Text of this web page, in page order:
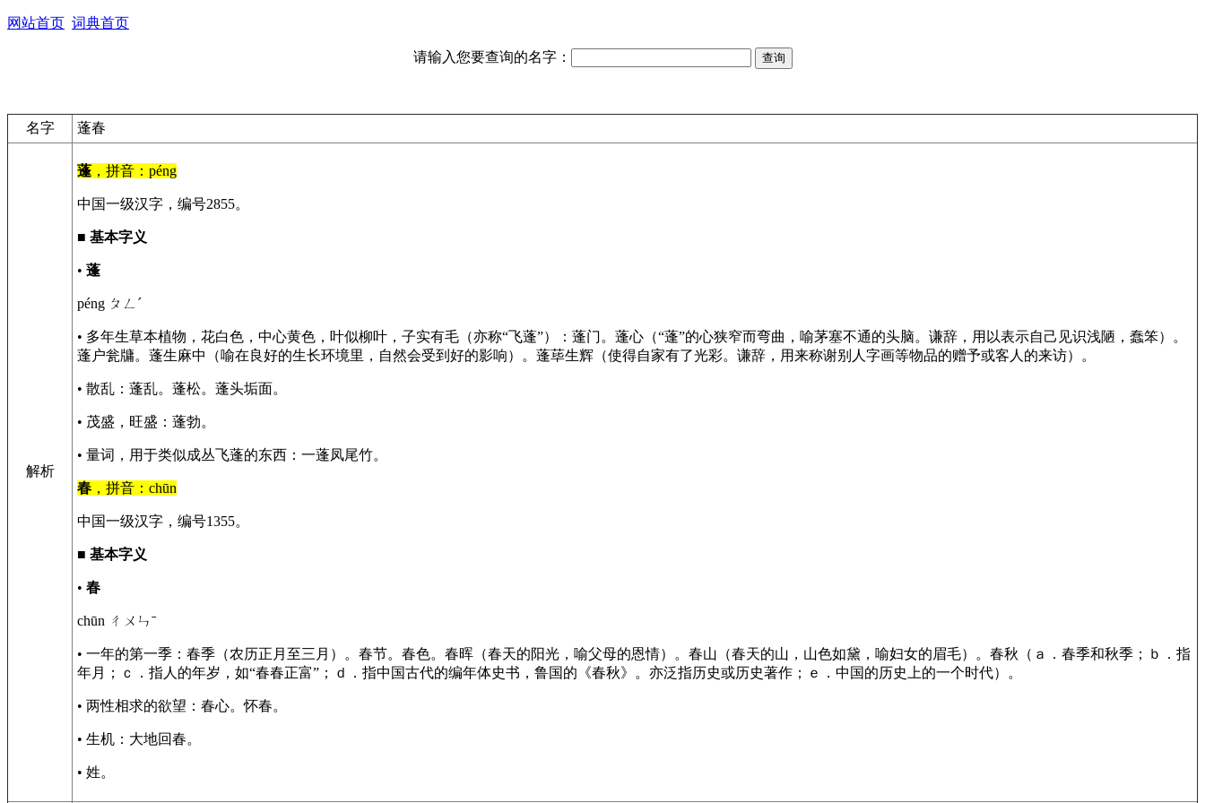
网站首页 词典首页
请输入您要查询的名字：
名字 蓬春
解析
蓬 ，拼音：péng
中国一级汉字，编号2855。
■ 基本字义
• 蓬
péng ㄆㄥˊ
• 多年生草本植物，花白色，中心黄色，叶似柳叶，子实有毛（亦称“飞蓬”）：蓬门。蓬心（“蓬”的心狭窄而弯曲，喻茅塞不通的头脑。谦辞，用以表示自己见识浅陋，蠢笨）。
蓬户瓮牗。蓬生麻中（喻在良好的生长环境里，自然会受到好的影响）。蓬荜生辉（使得自家有了光彩。谦辞，用来称谢别人字画等物品的赠予或客人的来访）。
• 散乱：蓬乱。蓬松。蓬头垢面。
• 茂盛，旺盛：蓬勃。
• 量词，用于类似成丛飞蓬的东西：一蓬凤尾竹。
春 ，拼音：chūn
中国一级汉字，编号1355。
■ 基本字义
• 春
chūn ㄔㄨㄣˉ
• 一年的第一季：春季（农历正月至三月）。春节。春色。春晖（春天的阳光，喻父母的恩情）。春山（春天的山，山色如黛，喻妇女的眉毛）。春秋（ａ．春季和秋季；ｂ．指
年月；ｃ．指人的年岁，如“春春正富”；ｄ．指中国古代的编年体史书，鲁国的《春秋》。亦泛指历史或历史著作；ｅ．中国的历史上的一个时代）。
• 两性相求的欲望：春心。怀春。
• 生机：大地回春。
• 姓。